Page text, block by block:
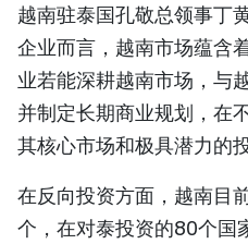
图库
视频
人民报
TIẾNG
越南驻泰国孔敬总领事丁
企业而言，越南市场蕴含
业若能深耕越南市场，与
并制定长期商业规划，在
其核心市场和极具潜力的
在反向投资方面，越南目
个，在对泰投资的80个国